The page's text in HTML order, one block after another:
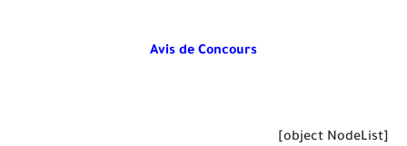
Avis de Concours
[object NodeList]